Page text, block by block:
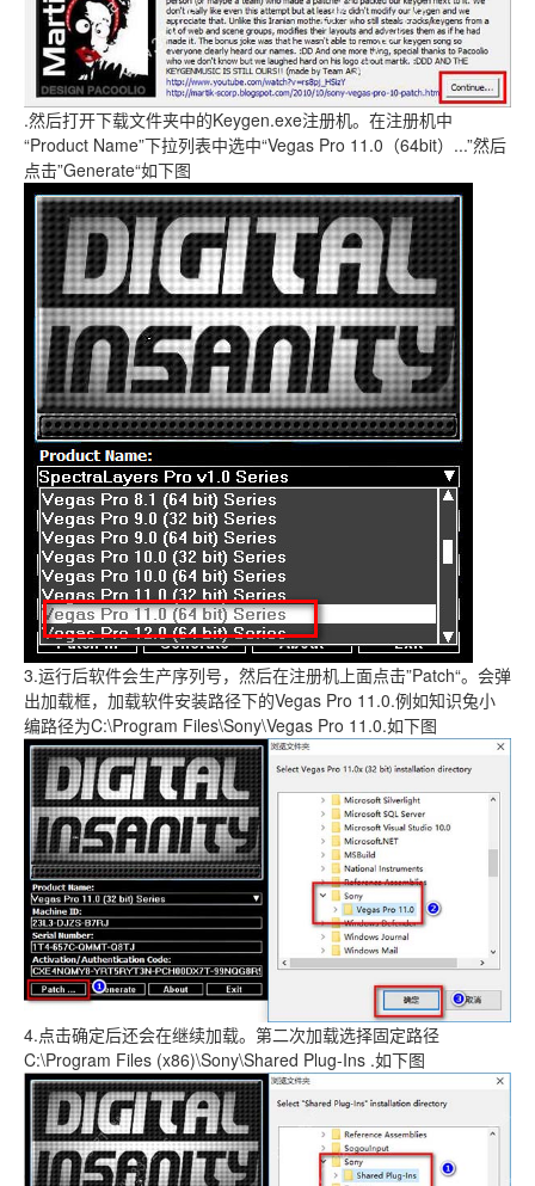
.然后打开下载文件夹中的Keygen.exe注册机。在注册机中
“Product Name”下拉列表中选中“Vegas Pro 11.0（64bit）...”然后
点击”Generate“如下图
3.运行后软件会生产序列号，然后在注册机上面点击”Patch“。会弹
出加载框，加载软件安装路径下的Vegas Pro 11.0.例如知识兔小
编路径为C:\Program Files\Sony\Vegas Pro 11.0.如下图
4.点击确定后还会在继续加载。第二次加载选择固定路径
C:\Program Files (x86)\Sony\Shared Plug-Ins .如下图